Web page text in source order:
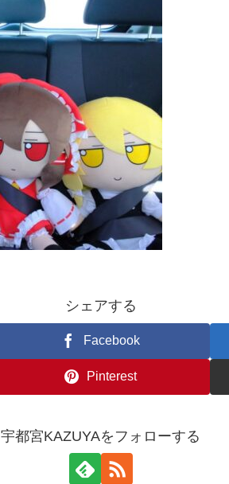
シェアする
Facebook
Pinterest
宇都宮KAZUYAをフォローする